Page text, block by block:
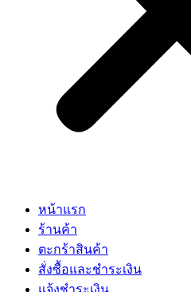
หน้าแรก
ร้านค้า
ตะกร้าสินค้า
สั่งซื้อและชำระเงิน
แจ้งชำระเงิน